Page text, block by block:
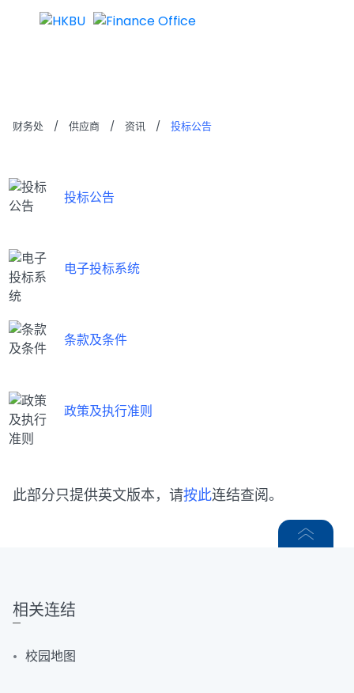
财务处 / 供应商 / 资讯 / 投标公告
投标公告
电子投标系统
条款及条件
政策及执行准则
此部分只提供英文版本，请按此连结查阅。
相关连结
校园地图